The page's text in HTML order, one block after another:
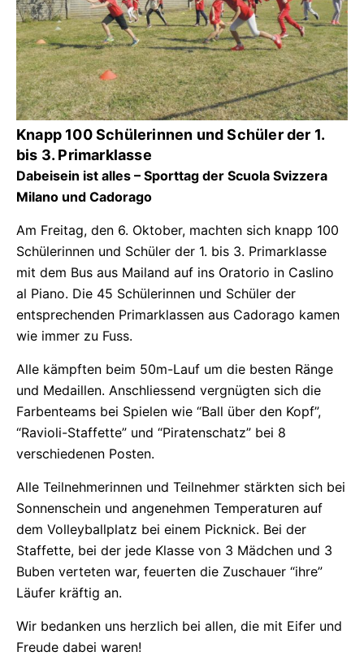
Knapp 100 Schülerinnen und Schüler der 1.
bis 3. Primarklasse
Dabeisein ist alles – Sporttag der Scuola Svizzera
Milano und Cadorago
Am Freitag, den 6. Oktober, machten sich knapp 100
Schülerinnen und Schüler der 1. bis 3. Primarklasse
mit dem Bus aus Mailand auf ins Oratorio in Caslino
al Piano. Die 45 Schülerinnen und Schüler der
entsprechenden Primarklassen aus Cadorago kamen
wie immer zu Fuss.
Alle kämpften beim 50m-Lauf um die besten Ränge
und Medaillen. Anschliessend vergnügten sich die
Farbenteams bei Spielen wie “Ball über den Kopf”,
“Ravioli-Staffette” und “Piratenschatz” bei 8
verschiedenen Posten.
Alle Teilnehmerinnen und Teilnehmer stärkten sich bei
Sonnenschein und angenehmen Temperaturen auf
dem Volleyballplatz bei einem Picknick. Bei der
Staffette, bei der jede Klasse von 3 Mädchen und 3
Buben verteten war, feuerten die Zuschauer “ihre”
Läufer kräftig an.
Wir bedanken uns herzlich bei allen, die mit Eifer und
Freude dabei waren!